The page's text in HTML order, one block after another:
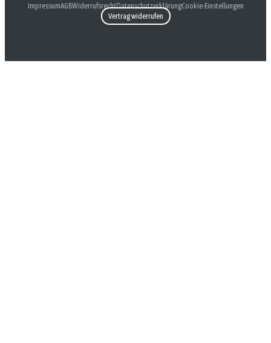
ImpressumAGBWiderrufsrechtDatenschutzerklärungCookie-Einstellungen
Vertrag widerrufen